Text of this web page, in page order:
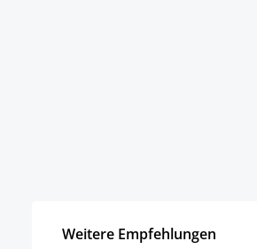
Weitere Empfehlungen